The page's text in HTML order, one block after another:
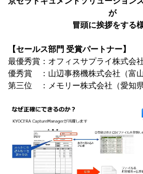
が
冒頭に挨拶をする
【セールス部門 受賞パートナー】
最優秀賞：オフィスサプライ株式会
優秀賞 ：山辺事務機株式会社（富山
第三位 ：メモリー株式会社（愛知県